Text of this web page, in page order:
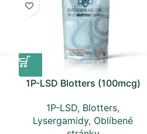
1P-LSD Blotters (100mcg)
1P-LSD, Blotters,
Lysergamidy, Oblíbené